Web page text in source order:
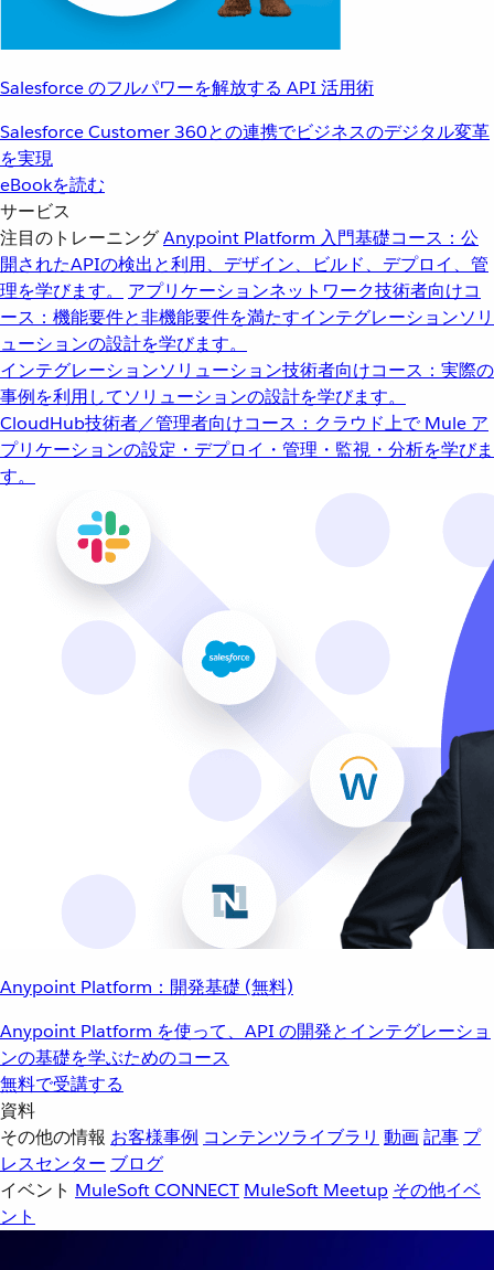
Salesforce のフルパワーを解放する API 活用術
Salesforce Customer 360との連携でビジネスのデジタル変革
を実現
eBookを読む
サービス
注目のトレーニングAnypoint Platform 入門基礎コース：公
開されたAPIの検出と利用、デザイン、ビルド、デプロイ、管
理を学びます。
アプリケーションネットワーク技術者向けコ
ース：機能要件と非機能要件を満たすインテグレーションソリ
ューションの設計を学びます。
インテグレーションソリューション技術者向けコース：実際の
事例を利用してソリューションの設計を学びます。
CloudHub技術者／管理者向けコース：クラウド上で Mule ア
プリケーションの設定・デプロイ・管理・監視・分析を学びま
す。
Anypoint Platform：開発基礎 (無料)
Anypoint Platform を使って、API の開発とインテグレーショ
ンの基礎を学ぶためのコース
無料で受講する
資料
その他の情報 お客様事例 コンテンツライブラリ 動画記事 プ
レスセンター ブログ
イベント MuleSoft CONNECT MuleSoft Meetup その他イベ
ント